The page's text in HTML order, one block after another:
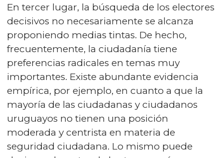
En tercer lugar, la búsqueda de los electores
decisivos no necesariamente se alcanza
proponiendo medias tintas. De hecho,
frecuentemente, la ciudadanía tiene
preferencias radicales en temas muy
importantes. Existe abundante evidencia
empírica, por ejemplo, en cuanto a que la
mayoría de las ciudadanas y ciudadanos
uruguayos no tienen una posición
moderada y centrista en materia de
seguridad ciudadana. Lo mismo puede